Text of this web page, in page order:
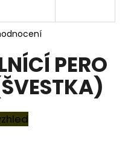
PERO
A